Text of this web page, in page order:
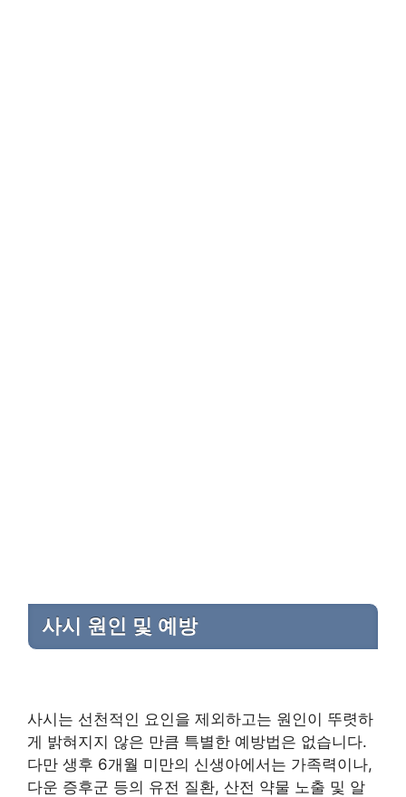
사시 원인 및 예방
사시는 선천적인 요인을 제외하고는 원인이 뚜렷하
게 밝혀지지 않은 만큼 특별한 예방법은 없습니다.
다만 생후 6개월 미만의 신생아에서는 가족력이나,
다운 증후군 등의 유전 질환, 산전 약물 노출 및 알